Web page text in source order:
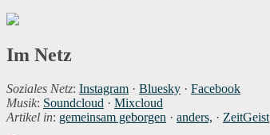
Im Netz
Soziales Netz: Instagram · Bluesky · Facebook
Musik: Soundcloud · Mixcloud
Artikel in: gemeinsam geborgen · anders, · ZeitGeist